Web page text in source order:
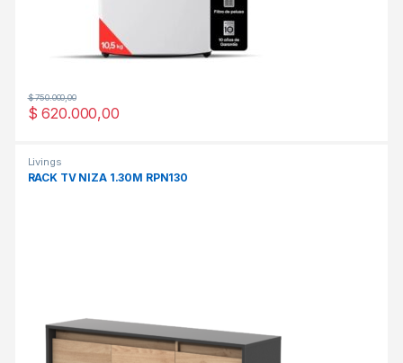
$ 620.000,00
$750.000,00
Livings
RACK TV NIZA 1.30M RPN130